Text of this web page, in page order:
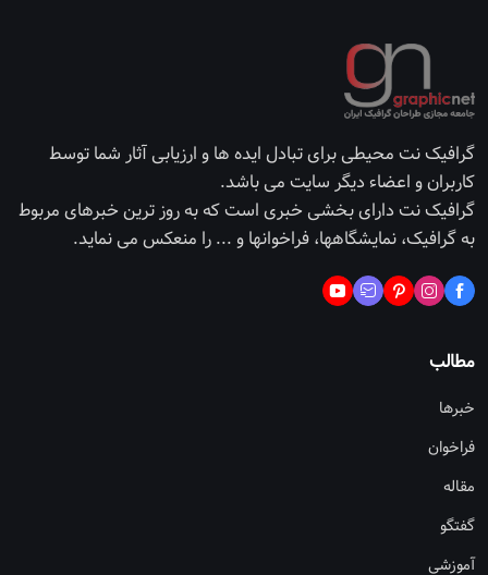
گرافیک نت محیطی برای تبادل ایده ها و ارزیابی آثار شما توسط
کاربران و اعضاء دیگر سایت می باشد.
گرافیک نت دارای بخشی خبری است که به روز ترین خبرهای مربوط
به گرافیک، نمایشگاهها، فراخوانها و ... را منعکس می نماید.
مطالب
خبرها
فراخوان
مقاله
گفتگو
آموزشی